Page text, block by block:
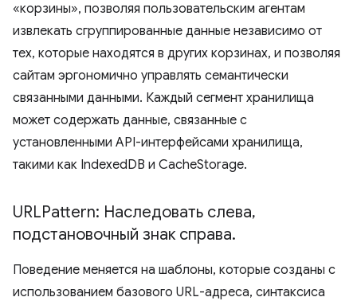
«корзины», позволяя пользовательским агентам
извлекать сгруппированные данные независимо от
тех, которые находятся в других корзинах, и позволяя
сайтам эргономично управлять семантически
связанными данными. Каждый сегмент хранилища
может содержать данные, связанные с
установленными API-интерфейсами хранилища,
такими как IndexedDB и CacheStorage.
URLPattern: Наследовать слева,
подстановочный знак справа.
Поведение меняется на шаблоны, которые созданы с
использованием базового URL-адреса, синтаксиса